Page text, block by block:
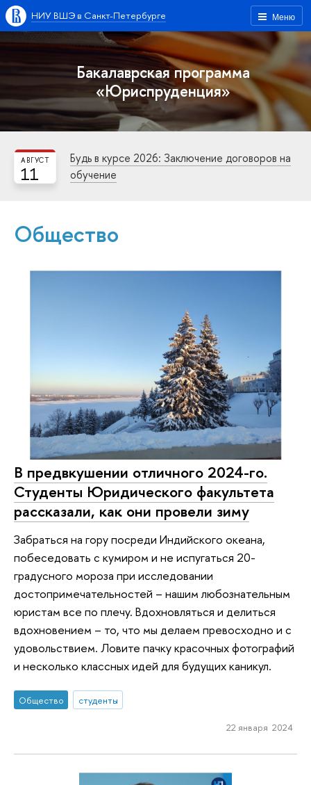
Меню
НИУ ВШЭ в Санкт-Петербурге
Бакалаврская программа
«Юриспруденция»
11
АВГУСТ
Будь в курсе 2026: Заключение договоров на
обучение
Общество
В предвкушении отличного 2024-го.
Студенты Юридического факультета
рассказали, как они провели зиму
Забраться на гору посреди Индийского океана,
побеседовать с кумиром и не испугаться 20-
градусного мороза при исследовании
достопримечательностей – нашим любознательным
юристам все по плечу. Вдохновляться и делиться
вдохновением – то, что мы делаем превосходно и с
удовольствием. Ловите пачку красочных фотографий
и несколько классных идей для будущих каникул.
Общество студенты
22 января 2024